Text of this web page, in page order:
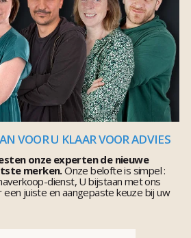
VOOR U KLAAR VOOR ADVIES
onze experten de nieuwe
merken.Onze belofte is simpel :
dienst, U bijstaan met ons
juiste en aangepaste keuze bij uw